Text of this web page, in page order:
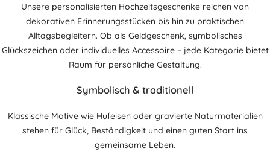
Unsere personalisierten Hochzeitsgeschenke reichen von
dekorativen Erinnerungsstücken bis hin zu praktischen
Alltagsbegleitern. Ob als Geldgeschenk, symbolisches
Glückszeichen oder individuelles Accessoire – jede Kategorie bietet
Raum für persönliche Gestaltung.
Symbolisch & traditionell
Klassische Motive wie Hufeisen oder gravierte Naturmaterialien
stehen für Glück, Beständigkeit und einen guten Start ins
gemeinsame Leben.